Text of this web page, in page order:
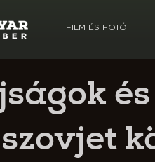
FILM ÉS FOTÓ